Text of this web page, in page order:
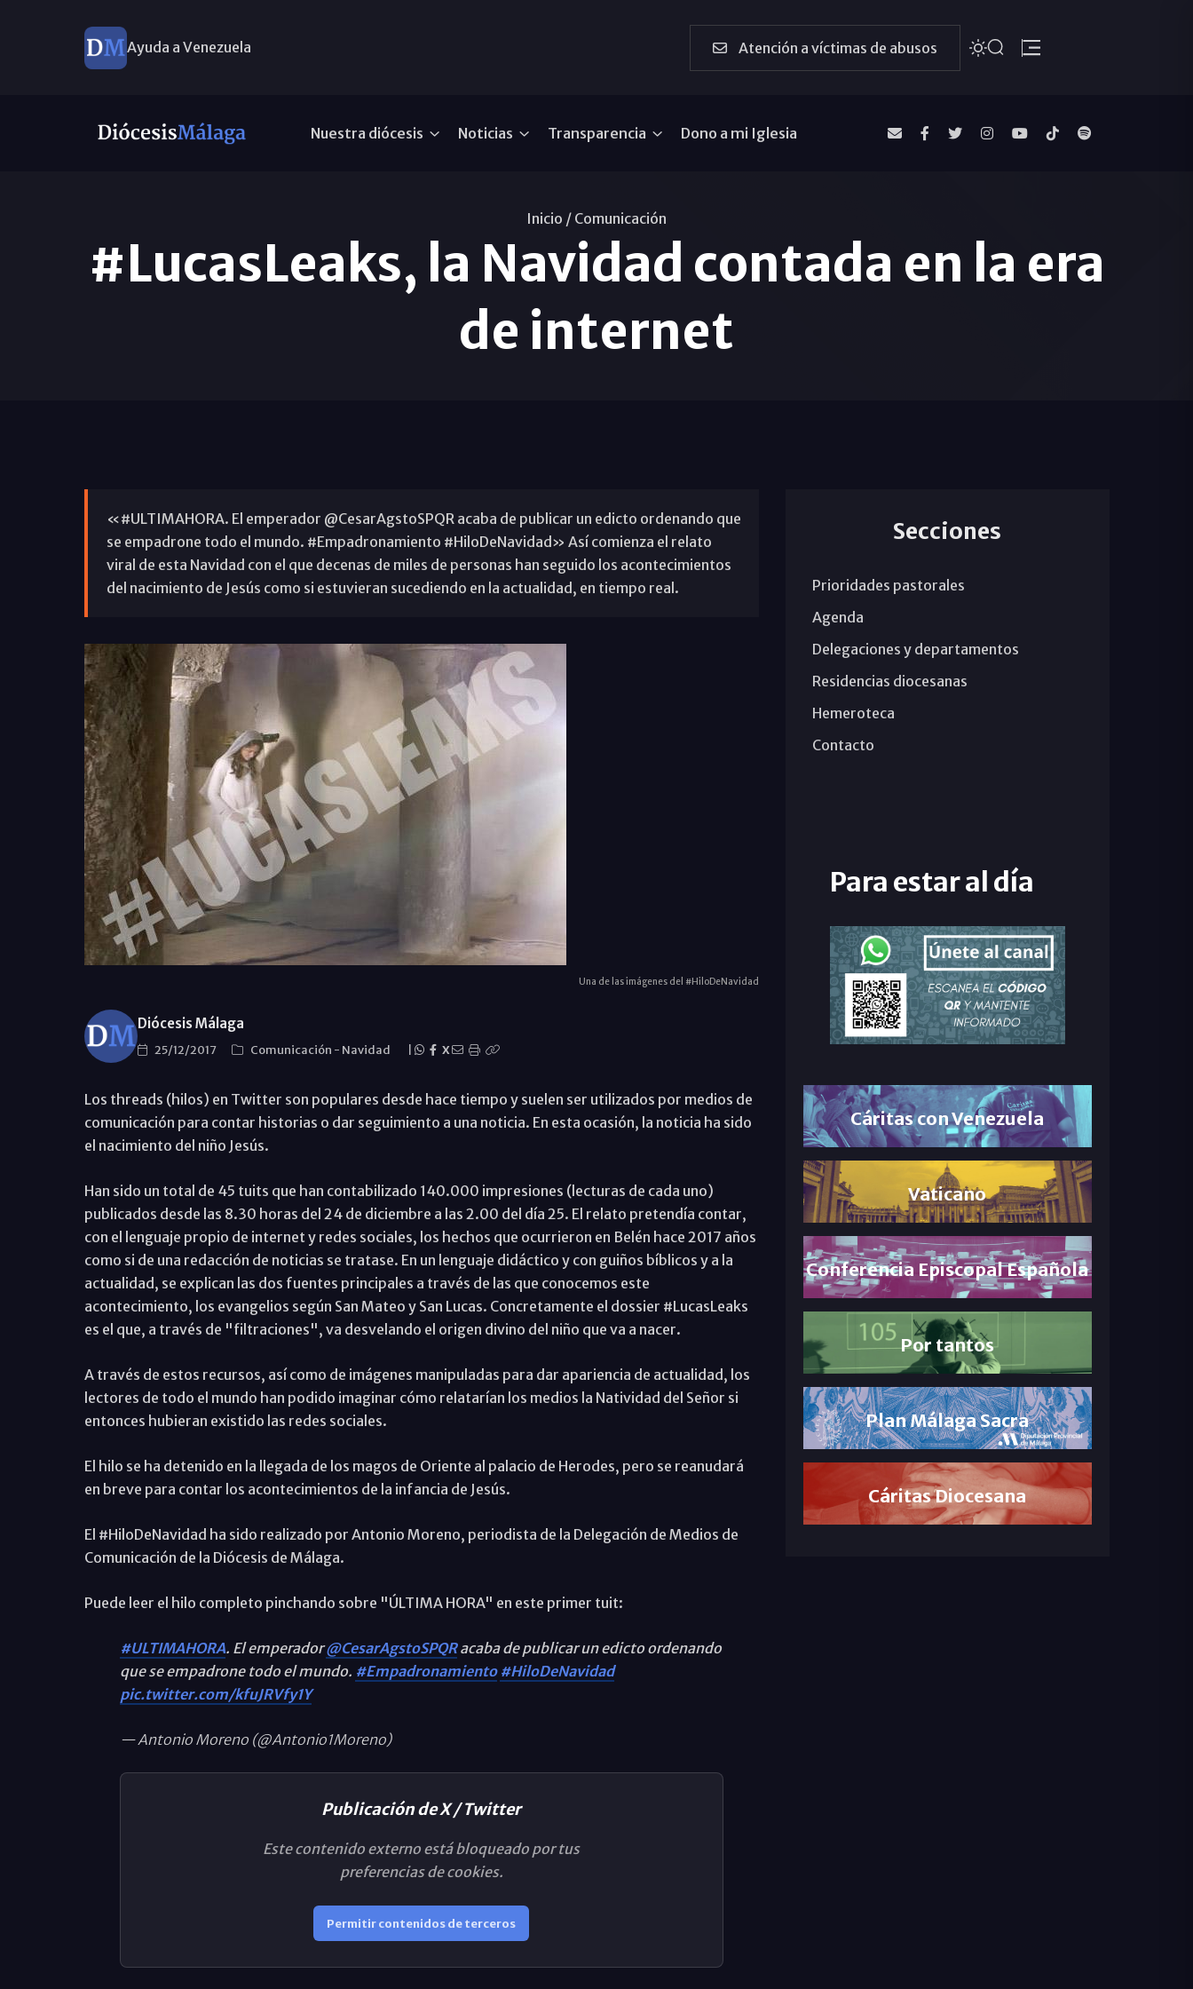
Ayuda a Venezuela Atención a víctimas de abusos
Nuestra diócesis Noticias Transparencia Dono a mi Iglesia
Inicio / Comunicación
#LucasLeaks, la Navidad contada en la era
de internet
«#ULTIMAHORA. El emperador @CesarAgstoSPQR acaba de publicar un edicto ordenando que
se empadrone todo el mundo. #Empadronamiento #HiloDeNavidad» Así comienza el relato
viral de esta Navidad con el que decenas de miles de personas han seguido los acontecimientos
del nacimiento de Jesús como si estuvieran sucediendo en la actualidad, en tiempo real.
Una de las imágenes del #HiloDeNavidad
Diócesis Málaga
25/12/2017 Comunicación - Navidad X
Los threads (hilos) en Twitter son populares desde hace tiempo y suelen ser utilizados por medios de
comunicación para contar historias o dar seguimiento a una noticia. En esta ocasión, la noticia ha sido
el nacimiento del niño Jesús.
Han sido un total de 45 tuits que han contabilizado 140.000 impresiones (lecturas de cada uno)
publicados desde las 8.30 horas del 24 de diciembre a las 2.00 del día 25. El relato pretendía contar,
con el lenguaje propio de internet y redes sociales, los hechos que ocurrieron en Belén hace 2017 años
como si de una redacción de noticias se tratase. En un lenguaje didáctico y con guiños bíblicos y a la
actualidad, se explican las dos fuentes principales a través de las que conocemos este
acontecimiento, los evangelios según San Mateo y San Lucas. Concretamente el dossier #LucasLeaks
es el que, a través de "filtraciones", va desvelando el origen divino del niño que va a nacer.
A través de estos recursos, así como de imágenes manipuladas para dar apariencia de actualidad, los
lectores de todo el mundo han podido imaginar cómo relatarían los medios la Natividad del Señor si
entonces hubieran existido las redes sociales.
El hilo se ha detenido en la llegada de los magos de Oriente al palacio de Herodes, pero se reanudará
en breve para contar los acontecimientos de la infancia de Jesús.
El #HiloDeNavidad ha sido realizado por Antonio Moreno, periodista de la Delegación de Medios de
Comunicación de la Diócesis de Málaga.
Puede leer el hilo completo pinchando sobre "ÚLTIMA HORA" en este primer tuit:
#ULTIMAHORA. El emperador@CesarAgstoSPQRacaba de publicar un edicto ordenando
que se empadrone todo el mundo. #Empadronamiento #HiloDeNavidad
pic.twitter.com/kfuJRVfy1Y
— Antonio Moreno (@Antonio1Moreno)
Publicación de X / Twitter
Este contenido externo está bloqueado por tus
preferencias de cookies.
Permitir contenidos de terceros
Secciones
Prioridades pastorales
Agenda
Delegaciones y departamentos
Residencias diocesanas
Hemeroteca
Contacto
Para estar al día
Cáritas con Venezuela
Vaticano
Conferencia Episcopal Española
Por tantos
Plan Málaga Sacra
Cáritas Diocesana